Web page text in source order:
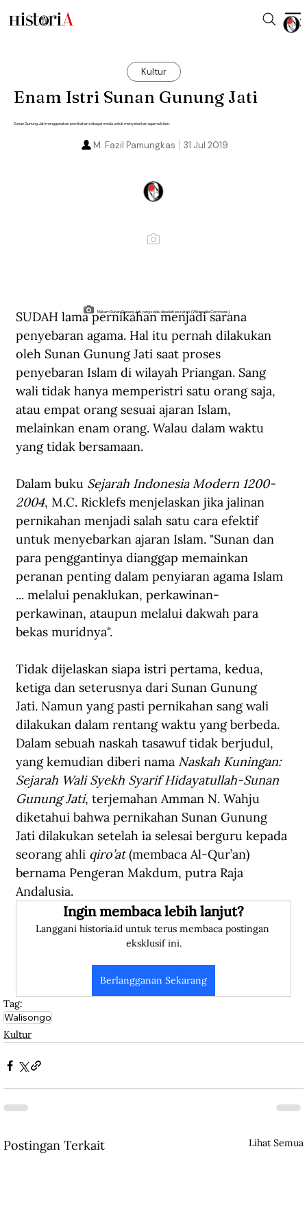
Kultur
Enam Istri Sunan Gunung Jati
Sunan Gunung Jati menggunakan pernikahan sebagai media untuk menyebarkan agama Islam.
31 Jul 2019
M. Fazil Pamungkas
Makam Sunan Gunung Jati yang selalu dipadati peziarah. (Wikimedia Commons).
SUDAH lama pernikahan menjadi sarana
penyebaran agama. Hal itu pernah dilakukan
oleh Sunan Gunung Jati saat proses
penyebaran Islam di wilayah Priangan. Sang
wali tidak hanya memperistri satu orang saja,
atau empat orang sesuai ajaran Islam,
melainkan enam orang. Walau dalam waktu
yang tidak bersamaan.
Dalam buku Sejarah Indonesia Modern 1200-
2004, M.C. Ricklefs menjelaskan jika jalinan
pernikahan menjadi salah satu cara efektif
untuk menyebarkan ajaran Islam. "Sunan dan
para penggantinya dianggap memainkan
peranan penting dalam penyiaran agama Islam
... melalui penaklukan, perkawinan-
perkawinan, ataupun melalui dakwah para
bekas muridnya".
Tidak dijelaskan siapa istri pertama, kedua,
ketiga dan seterusnya dari Sunan Gunung
Jati. Namun yang pasti pernikahan sang wali
dilakukan dalam rentang waktu yang berbeda.
Dalam sebuah naskah tasawuf tidak berjudul,
yang kemudian diberi nama Naskah Kuningan:
Sejarah Wali Syekh Syarif Hidayatullah-Sunan
Gunung Jati, terjemahan Amman N. Wahju
diketahui bahwa pernikahan Sunan Gunung
Jati dilakukan setelah ia selesai berguru kepada
seorang ahli qiro’at (membaca Al-Qur’an)
bernama Pengeran Makdum, putra Raja
Andalusia.
Ingin membaca lebih lanjut?
Langgani historia.id untuk terus membaca postingan
eksklusif ini.
Berlangganan Sekarang
Tag:
Walisongo
Kultur
Postingan Terkait Lihat Semua